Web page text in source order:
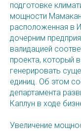
подготовке
мощности
расположенная в
дочерним
валидацией
проекта, который
генерировать
единиц. Об этом
департамента
Каплун в ходе
Увеличение